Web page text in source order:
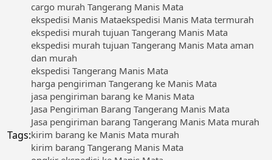
Tags:
cargo murah Tangerang Manis Mata
ekspedisi Manis Mataekspedisi Manis Mata termurah
ekspedisi murah tujuan Tangerang Manis Mata
ekspedisi murah tujuan Tangerang Manis Mata aman
dan murah
ekspedisi Tangerang Manis Mata
harga pengiriman Tangerang ke Manis Mata
jasa pengiriman barang ke Manis Mata
Jasa Pengiriman Barang Tangerang Manis Mata
Jasa pengiriman barang Tangerang Manis Mata murah
kirim barang ke Manis Mata murah
kirim barang Tangerang Manis Mata